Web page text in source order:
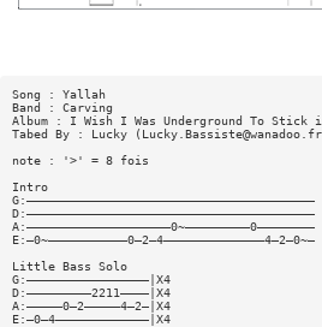
Song : Yallah
Band : Carving
Album : I Wish I Was Underground To Stick
Tabed By : Lucky ( Lucky.Bassiste@wanadoo.fr
note : '>' = 8 fois
Intro
G:————————————————————————————————————————
D:————————————————————————————————————————
A:————————————————————0~—————————0————————
E:—0~———————————0—2—4——————————————4—2—0~—
Little Bass Solo
G:—————————————————|X4
D:—————————2211————|X4
A:—————0—2—————4—2—|X4
E:—0—4—————————————|X4